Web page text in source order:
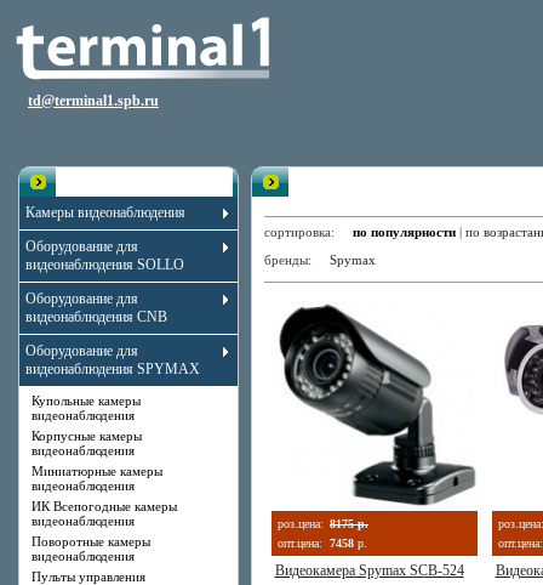
td@terminal1.spb.ru
Камеры видеонаблюдения
Оборудование для
видеонаблюдения SOLLO
Оборудование для
видеонаблюдения CNB
Оборудование для
видеонаблюдения SPYMAX
Купольные камеры
видеонаблюдения
Корпусные камеры
видеонаблюдения
Миниатюрные камеры
видеонаблюдения
ИК Всепогодные камеры
видеонаблюдения
Поворотные камеры
видеонаблюдения
Пульты управления
сортировка: по популярности | по
бренды: Spymax
роз.цена: 8175 р.
опт.цена:
7458 р.
Видеокамера Spymax SCB-524
роз.цена:
опт.цена: